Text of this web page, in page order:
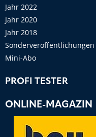
Jahr 2022
Jahr 2020
Jahr 2018
Sonderveröffentlichungen
Mini-Abo
PROFI TESTER
ONLINE-MAGAZIN